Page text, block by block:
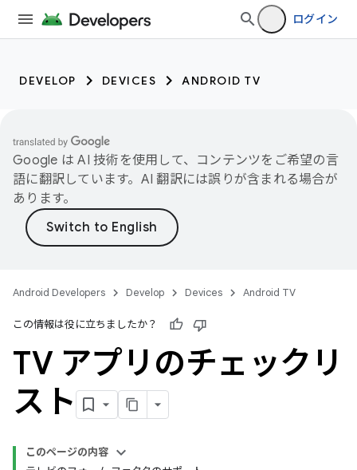
ログイン
DEVELOP DEVICES ANDROID TV
Google は AI 技術を使用して、コンテンツをご希望の言
語に翻訳しています。AI 翻訳には誤りが含まれる場合が
あります。
Android Developers Develop Devices Android TV
この情報は役に立ちましたか？
TV アプリのチェックリ
スト
このページの内容